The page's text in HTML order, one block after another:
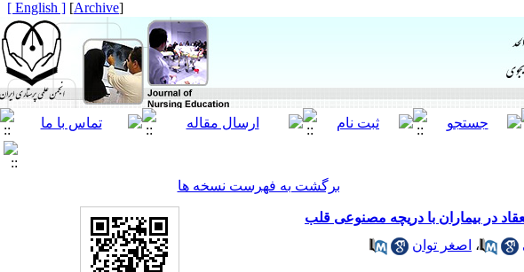
[
Archive
]
[ English ]
برگشت به فهرست نسخه ها
در بیماران با دریچه مصنوعی قلب
، اصغر توان